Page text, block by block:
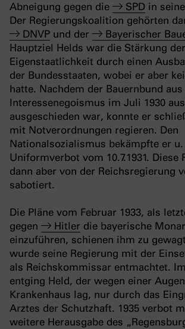
Abneigung gegen die
SPD in
Der Regierungskoalition gehörten
DNVP und der Bayerischer
Hauptziel Helds war die Stärkung
Eigenstaatlichkeit durch einen
der Bundesstaaten, wobei er aber
hatte. Nachdem der Bauernbund aus
Interessenegoismus im Juli 1930
ausgeschieden war, konnte er
mit Notverordnungen regieren. Den
Nationalsozialismus bekämpfte er
Uniformverbot vom 10.7.1931. Diese
dann aber von der Reichsregierung
sabotiert.
Die Pläne vom Februar 1933, als
gegen
Hitler die bayerische
einzuführen, schienen ihm zu
wurde seine Regierung mit der
als Reichskommissar entmachtet.
entging Held, der wegen einer
Krankenhaus lag, nur durch das
Arztes der Schutzhaft. 1935 verbot
weitere Herausgabe des